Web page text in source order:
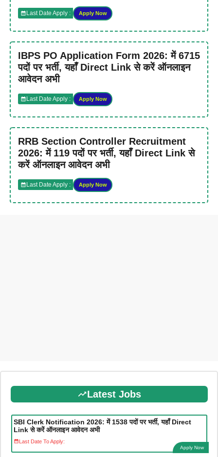
Last Date Apply : Apply Now
IBPS PO Application Form 2026: में 6715
पदों पर भर्ती, यहाँ Direct Link से करें ऑनलाइन
आवेदन अभी
Last Date Apply : Apply Now
RRB Section Controller Recruitment
2026: में 119 पदों पर भर्ती, यहाँ Direct Link से
करें ऑनलाइन आवेदन अभी
Last Date Apply : Apply Now
Latest Jobs
SBI Clerk Notification 2026: में 1538 पदों पर भर्ती, यहाँ Direct
Link से करें ऑनलाइन आवेदन अभी
Last Date To Apply:
Apply Now